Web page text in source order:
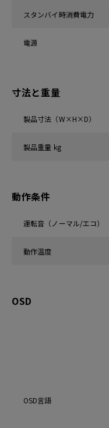
スタンバイ時消費電力
電源
寸法と重量
製品寸法（W×H×D）
製品重量 kg
動作条件
運転音（ノーマル/エコ）
動作温度
OSD
OSD言語